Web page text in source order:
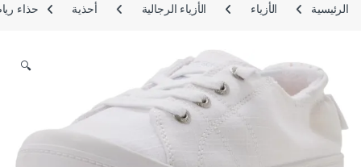
الرئيسية الأزياء الأزياء الرجالية أحذية حذاء
🔍